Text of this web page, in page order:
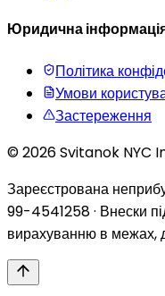
Юридична
Політика
Умови
Застереження
© 2026 Svitanok NYC
Зареєстрована
99-4541258 · Внески
вирахуванню в межах,